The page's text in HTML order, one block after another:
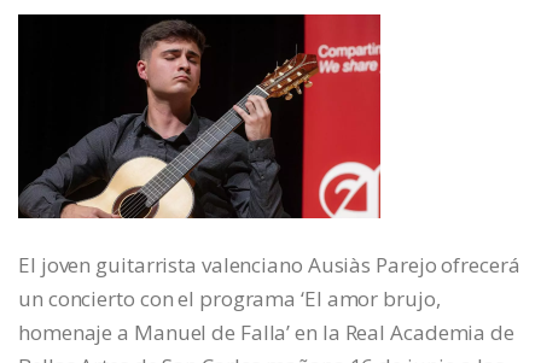
El joven guitarrista valenciano Ausiàs Parejo ofrecerá
un concierto con el programa ‘El amor brujo,
homenaje a Manuel de Falla’ en la Real Academia de